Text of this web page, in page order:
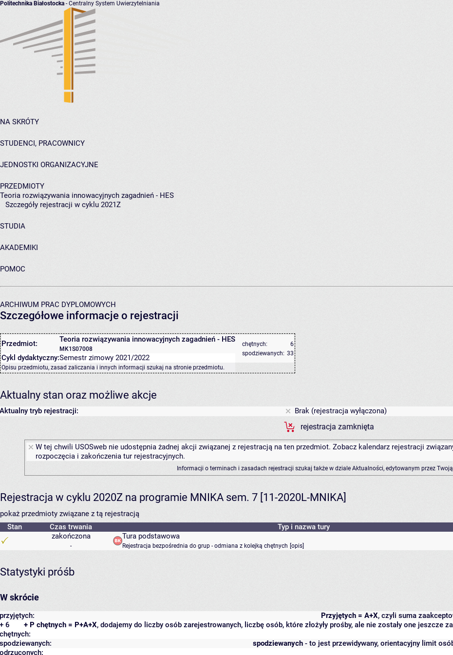
Politechnika Białostocka - Centralny System Uwierzytelniania
NA SKRÓTY
STUDENCI, PRACOWNICY
JEDNOSTKI ORGANIZACYJNE
PRZEDMIOTY
Teoria rozwiązywania innowacyjnych zagadnień - HES
Szczegóły rejestracji w cyklu 2021Z
STUDIA
AKADEMIKI
POMOC
ARCHIWUM PRAC DYPLOMOWYCH
Szczegółowe informacje o rejestracji
Przedmiot: Teoria rozwiązywania innowacyjnych zagadnień - HES
MK1S07008
chętnych:
6
spodziewanych: 33
Cykl dydaktyczny:Semestr zimowy 2021/2022
Opisu przedmiotu, zasad zaliczania i innych informacji szukaj na stronie przedmiotu.
Aktualny stan oraz możliwe akcje
Aktualny tryb rejestracji:
Brak (rejestracja wyłączona)
rejestracja zamknięta
W tej chwili USOSweb nie udostępnia żadnej akcji związanej z rejestracją na ten przedmiot. Zobacz kalendarz rejestracji
rozpoczęcia i zakończenia tur rejestracyjnych.
Informacji o terminach i zasadach rejestracji szukaj także w dziale Aktualności, edytowanym przez
Rejestracja w cyklu 2020Z na programie MNIKA sem. 7 [11-2020L-MNIKA]
pokaż przedmioty związane z tą rejestracją
Stan
Czas trwania Typ i nazwa tury
zakończona
-
Tura podstawowa
Rejestracja bezpośrednia do grup - odmiana z kolejką chętnych [opis]
Statystyki próśb
W skrócie
Przyjętych = A+X, czyli suma
przyjętych:
+ P chętnych = P+A+X, dodajemy do liczby osób zarejestrowanych, liczbę osób, które złożyły prośby, ale nie zostały one jeszcze
+ 6
chętnych:
spodziewanych - to jest przewidywany, orientacyjny limit
spodziewanych:
odrzuconych: